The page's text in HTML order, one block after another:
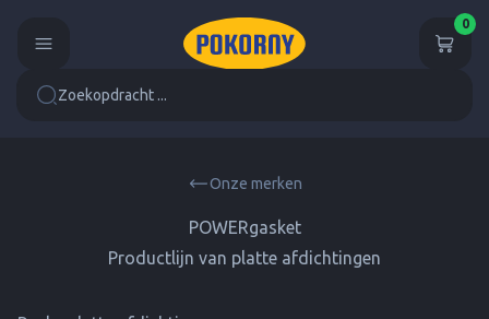
Zoekopdracht ...
0
Onze merken
POWERgasket
Productlijn van platte afdichtingen